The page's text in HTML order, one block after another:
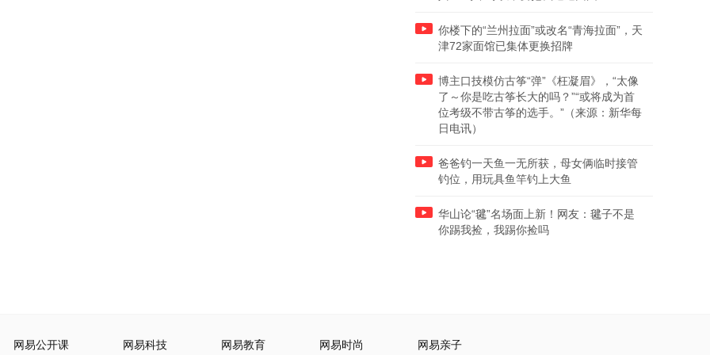
你楼下的“兰州拉面”或改名“青海拉面”，天
津72家面馆已集体更换招牌
博主口技模仿古筝“弹”《枉凝眉》，“太像
了～你是吃古筝长大的吗？”“或将成为首
位考级不带古筝的选手。”（来源：新华每
日电讯）
爸爸钓一天鱼一无所获，母女俩临时接管
钓位，用玩具鱼竿钓上大鱼
华山论“毽”名场面上新！网友：毽子不是
你踢我捡，我踢你捡吗
网易公开课 网易科技 网易教育 网易时尚 网易亲子